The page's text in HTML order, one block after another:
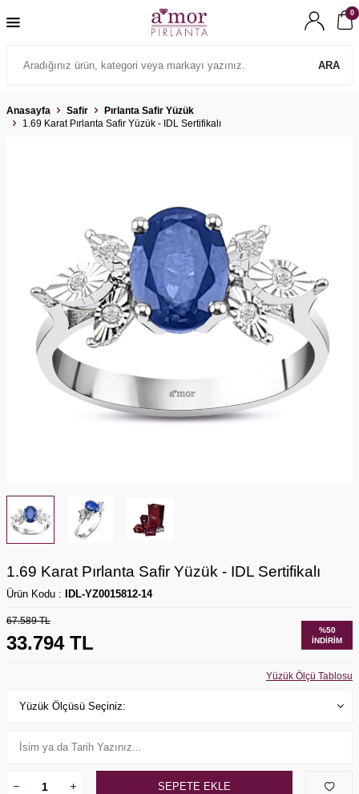
ARA
0
Anasayfa Safir
Pırlanta Safir Yüzük
1.69 Karat Pırlanta Safir Yüzük - IDL Sertifikalı
1.69 Karat Pırlanta Safir Yüzük - IDL Sertifikalı
Ürün Kodu : IDL-YZ0015812-14
67.589TL
33.794TL
%50
İNDIRIM
Yüzük Ölçü Tablosu
SEPETE EKLE